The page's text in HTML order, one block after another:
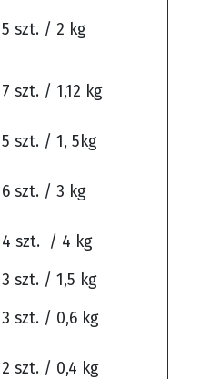
5 szt. / 2 kg
7 szt. / 1,12 kg
5 szt. / 1, 5kg
6 szt. / 3 kg
4 szt. / 4 kg
3 szt. / 1,5 kg
3 szt. / 0,6 kg
2 szt. / 0,4 kg